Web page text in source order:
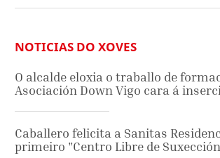
NOTICIAS DO XOVES
O alcalde eloxia o traballo de
Asociación Down Vigo cara á
Caballero felicita a Sanitas
primeiro "Centro Libre de